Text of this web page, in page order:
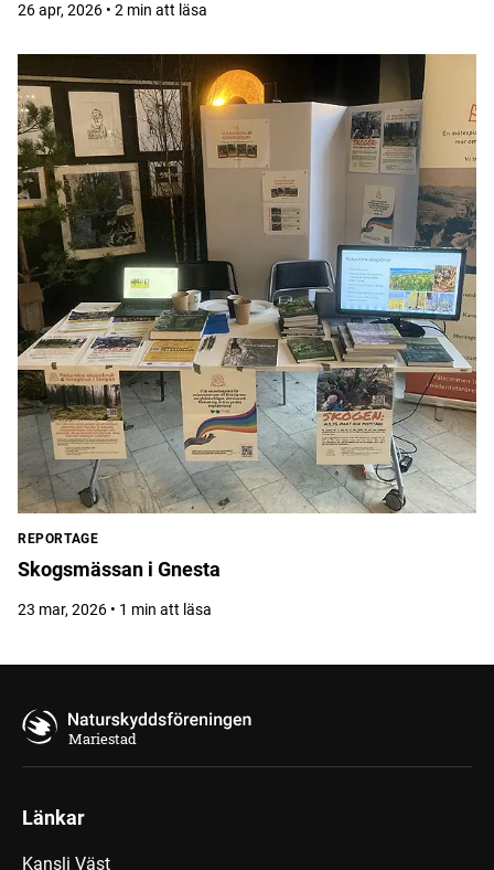
26 apr, 2026 • 2 min att läsa
REPORTAGE
Skogsmässan i Gnesta
23 mar, 2026 • 1 min att läsa
Mariestad
Länkar
Kansli Väst